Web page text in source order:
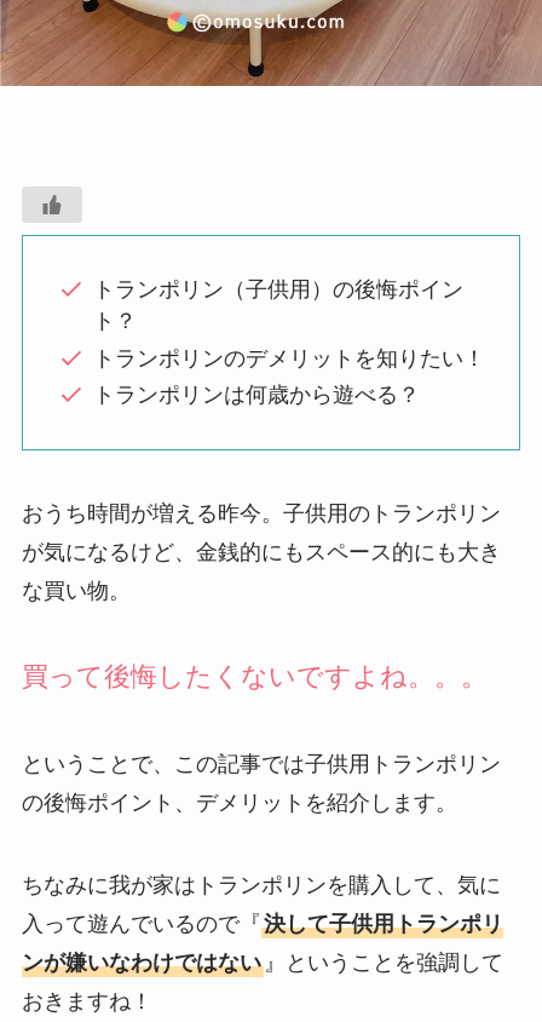
トランポリン（子供用）の後悔ポイン
ト？
トランポリンのデメリットを知りたい！
トランポリンは何歳から遊べる？
おうち時間が増える昨今。子供用のトランポリン
が気になるけど、金銭的にもスペース的にも大き
な買い物。
買って後悔したくないですよね。。。
ということで、この記事では子供用トランポリン
の後悔ポイント、デメリットを紹介します。
ちなみに我が家はトランポリンを購入して、気に
入って遊んでいるので『決して子供用トランポリ
ンが嫌いなわけではない』ということを強調して
おきますね！